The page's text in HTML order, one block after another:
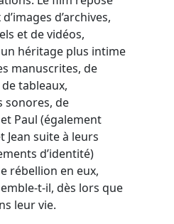
d’archives,
et de vidéos,
héritage plus intime
manuscrites, de
tableaux,
sonores, de
Paul (également
Jean suite à leurs
d’identité)
rébellion en eux,
t-il, dès lors que
leur vie.